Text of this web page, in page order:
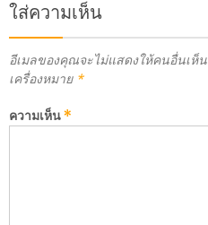
ใส่ความเห็น
อีเมลของคุณจะไม่แสดงให้คนอื่นเห็น
เครื่องหมาย *
ความเห็น*